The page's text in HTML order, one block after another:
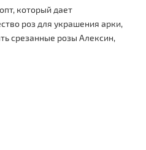
который дает
роз для украшения арки,
срезанные розы Алексин,